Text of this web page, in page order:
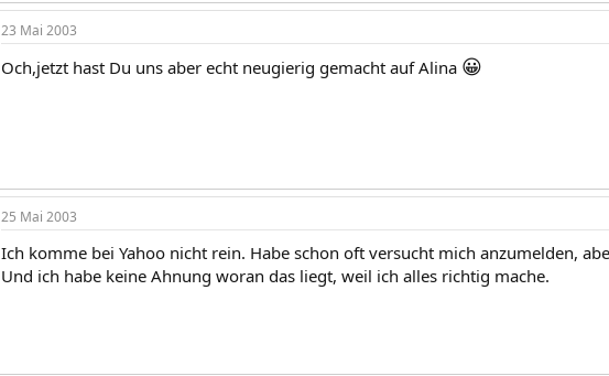
23 Mai 2003
Och,jetzt hast Du uns aber echt neugierig gemacht auf Alina 😀
25 Mai 2003
Ich komme bei Yahoo nicht rein. Habe schon oft versucht mich anzumelden,
Und ich habe keine Ahnung woran das liegt, weil ich alles richtig mache.